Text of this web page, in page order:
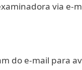
via e-
do e-mail para